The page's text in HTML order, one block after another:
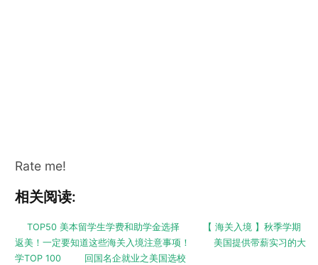
Rate me!
相关阅读:
TOP50 美本留学生学费和助学金选择
【 海关入境 】秋季学期
返美！一定要知道这些海关入境注意事项！
美国提供带薪实习的大
学TOP 100
回国名企就业之美国选校